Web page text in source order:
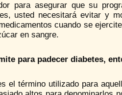
para asegurar que su
usted necesitará evitar y
cuando se
en sangre.
para padecer diabetes,
el término utilizado para